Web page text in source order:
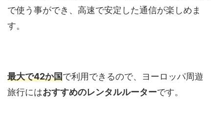
で使う事ができ、高速で安定した通信が楽しめま
す。
最大で42か国で利用できるので、ヨーロッパ周遊
旅行にはおすすめのレンタルルーターです。